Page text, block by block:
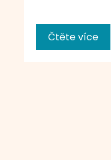
Čtěte více